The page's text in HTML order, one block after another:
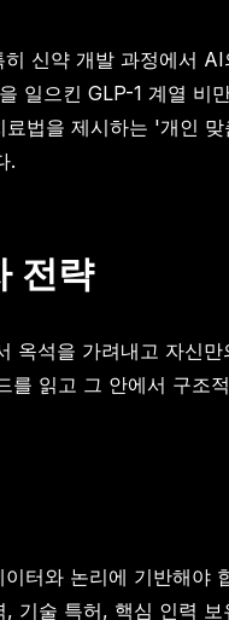
신약 개발 과정에서
일으킨 GLP-1 계열
법을 제시하는 '개인
.
전략
석을 가려내고 자신
읽고 그 안에서 구조
터와 논리에 기반해
술 특허, 핵심 인력